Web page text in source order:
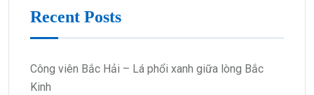
Recent Posts
Công viên Bắc Hải – Lá phổi xanh giữa lòng Bắc
Kinh